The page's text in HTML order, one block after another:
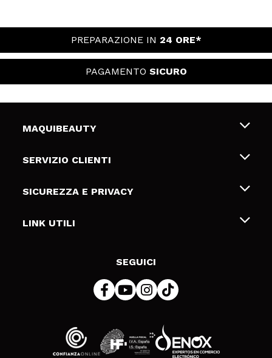
PREPARAZIONE IN 24 ORE*
PAGAMENTO SICURO
MAQUIBEAUTY
Chi siamo
Gift Cards
SERVIZIO CLIENTI
Spedizioni & Resi
Metodi di pagamamento
SICUREZZA E PRIVACY
Termini e condizioni
LINK UTILI
SEGUICI